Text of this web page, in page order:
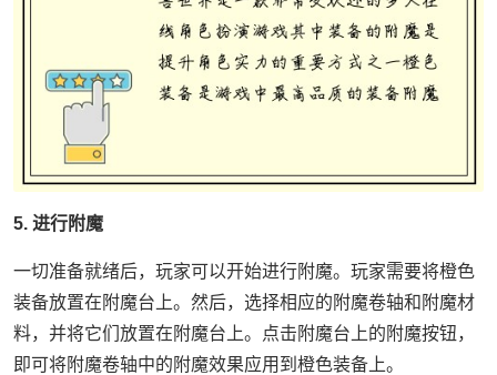
5. 进行附魔
一切准备就绪后，玩家可以开始进行附魔。玩家需要将橙色
装备放置在附魔台上。然后，选择相应的附魔卷轴和附魔材
料，并将它们放置在附魔台上。点击附魔台上的附魔按钮，
即可将附魔卷轴中的附魔效果应用到橙色装备上。